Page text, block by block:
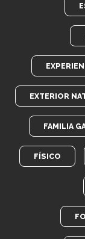
EXTERIOR
FAMILIA
FÍSICO